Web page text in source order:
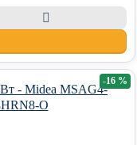
-16 %